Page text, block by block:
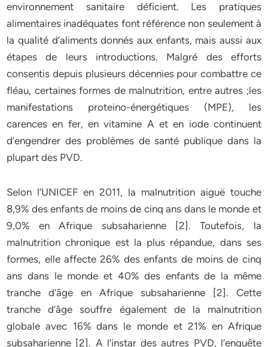
environnement sanitaire déficient. Les pratiques
alimentaires inadéquates font référence non seulement à
la qualité d’aliments donnés aux enfants, mais aussi aux
étapes de leurs introductions. Malgré des efforts
consentis depuis plusieurs décennies pour combattre ce
fléau, certaines formes de malnutrition, entre autres ;les
manifestations proteino-énergétiques (MPE), les
carences en fer, en vitamine A et en iode continuent
d’engendrer des problèmes de santé publique dans la
plupart des PVD.
Selon l’UNICEF en 2011, la malnutrition aiguë touche
8,9% des enfants de moins de cinq ans dans le monde et
9,0% en Afrique subsaharienne [2]. Toutefois, la
malnutrition chronique est la plus répandue, dans ses
formes, elle affecte 26% des enfants de moins de cinq
ans dans le monde et 40% des enfants de la même
tranche d’âge en Afrique subsaharienne [2]. Cette
tranche d’âge souffre également de la malnutrition
globale avec 16% dans le monde et 21% en Afrique
subsaharienne [2]. A l’instar des autres PVD, l’enquête